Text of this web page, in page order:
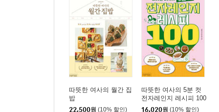
가공 식재료_참치마요 김치말이밥
가공 식재료_참치야채죽
채소_콩나물밥
가공 식재료_매콤 비빔우동
가공 식재료_크림파스타
가공 식재료_토마토파스타
버섯_버섯리소토
버섯_팽이버섯 베이컨말이
따뜻한 여사의 월간 집
밥
22,500원 (10% 할인)
따뜻한 여사의 5분 컷
전자레인지 레시피 100
16,020원 (10% 할인)